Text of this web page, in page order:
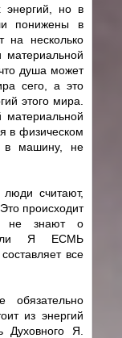
энергий, но в
понижены в
на несколько
материальной
душа может
сего, а это
этого мира.
материальной
в физическом
в машину, не
считают,
происходит
не знают о
или Я ЕСМЬ
все
из энергий
Духовного Я.